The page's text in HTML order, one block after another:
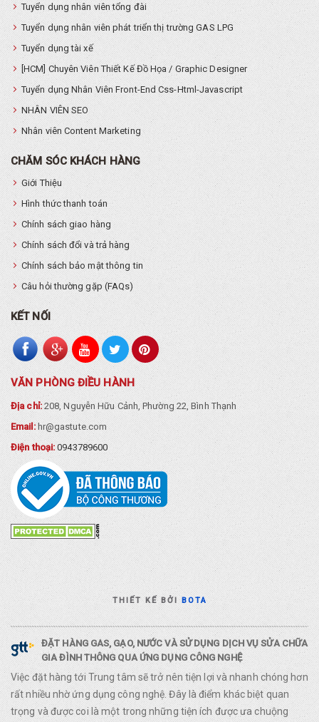
Tuyển dụng nhân viên tổng đài
Tuyển dụng nhân viên phát triển thị trường GAS LPG
Tuyển dụng tài xế
[HCM] Chuyên Viên Thiết Kế Đồ Họa / Graphic Designer
Tuyển dụng Nhân Viên Front-End Css-Html-Javascript
NHÂN VIÊN SEO
Nhân viên Content Marketing
CHĂM SÓC KHÁCH HÀNG
Giới Thiệu
Hình thức thanh toán
Chính sách giao hàng
Chính sách đổi và trả hàng
Chính sách bảo mật thông tin
Câu hỏi thường gặp (FAQs)
KẾT NỐI
VĂN PHÒNG ĐIỀU HÀNH
Địa chỉ:208, Nguyễn Hữu Cảnh, Phường 22, Bình Thạnh
Email: hr@gastute.com
Điện thoại:0943789600
THIẾT KẾ BỞIBOTA
ĐẶT HÀNG GAS, GẠO, NƯỚC VÀ SỬ DỤNG DỊCH VỤ SỬA CHỮA
GIA ĐÌNH THÔNG QUA ỨNG DỤNG CÔNG NGHỆ
Việc đặt hàng tới Trung tâm sẽ trở nên tiện lợi và nhanh chóng hơn
rất nhiều nhờ ứng dụng công nghệ. Đây là điểm khác biệt quan
trọng và được coi là một trong những tiện ích được ưa chuộng